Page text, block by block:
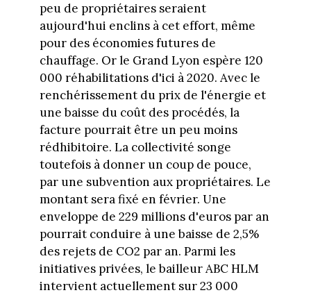
peu de propriétaires seraient
aujourd'hui enclins à cet effort, même
pour des économies futures de
chauffage. Or le Grand Lyon espère 120
000 réhabilitations d'ici à 2020. Avec le
renchérissement du prix de l'énergie et
une baisse du coût des procédés, la
facture pourrait être un peu moins
rédhibitoire. La collectivité songe
toutefois à donner un coup de pouce,
par une subvention aux propriétaires. Le
montant sera fixé en février. Une
enveloppe de 229 millions d'euros par an
pourrait conduire à une baisse de 2,5%
des rejets de CO2 par an. Parmi les
initiatives privées, le bailleur ABC HLM
intervient actuellement sur 23 000